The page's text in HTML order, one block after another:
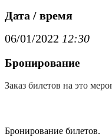
Дата / время
06/01/2022 12:30
Бронирование
Заказ билетов на это
Бронирование билетов.